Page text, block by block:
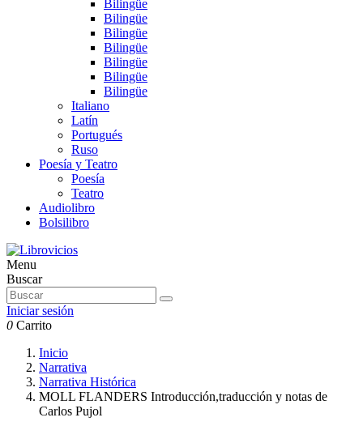
Bilingüe
Bilingüe
Bilingüe
Bilingüe
Bilingüe
Bilingüe
Bilingüe
Italiano
Latín
Portugués
Ruso
Poesía y Teatro
Poesía
Teatro
Audiolibro
Bolsilibro
Menu
Buscar
Iniciar sesión
0 Carrito
Inicio
Narrativa
Narrativa Histórica
MOLL FLANDERS Introducción,traducción y notas de
Carlos Pujol